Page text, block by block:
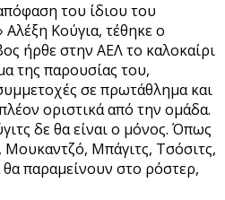
του ίδιου του
Αλέξη Κούγια, τέθηκε ο
ήρθε στην ΑΕΛ το καλοκαίρι
της παρουσίας του,
σε πρωτάθλημα και
οριστικά από την ομάδα.
δε θα είναι ο μόνος. Όπως
Μουκαντζό, Μπάγιτς, Τσόσιτς,
παραμείνουν στο ρόστερ,